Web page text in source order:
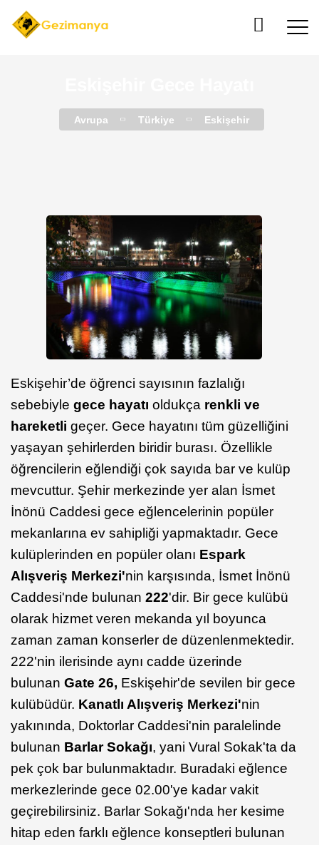
Avrupa Türkiye Eskişehir
Eskişehir’de öğrenci sayısının fazlalığı
sebebiyle gece hayatı oldukça renkli ve
hareketli geçer. Gece hayatını tüm güzelliğini
yaşayan şehirlerden biridir burası. Özellikle
öğrencilerin eğlendiği çok sayıda bar ve kulüp
mevcuttur. Şehir merkezinde yer alan İsmet
İnönü Caddesi gece eğlencelerinin popüler
mekanlarına ev sahipliği yapmaktadır. Gece
kulüplerinden en popüler olanı Espark
Alışveriş Merkezi'nin karşısında, İsmet İnönü
Caddesi'nde bulunan 222'dir. Bir gece kulübü
olarak hizmet veren mekanda yıl boyunca
zaman zaman konserler de düzenlenmektedir.
222'nin ilerisinde aynı cadde üzerinde
bulunan Gate 26, Eskişehir'de sevilen bir gece
kulübüdür. Kanatlı Alışveriş Merkezi'nin
yakınında, Doktorlar Caddesi'nin paralelinde
bulunan Barlar Sokağı, yani Vural Sokak'ta da
pek çok bar bulunmaktadır. Buradaki eğlence
merkezlerinde gece 02.00'ye kadar vakit
geçirebilirsiniz. Barlar Sokağı'nda her kesime
hitap eden farklı eğlence konseptleri bulunan